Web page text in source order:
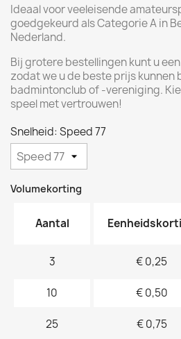
Ideaal voor veeleisende
goedgekeurd als Categorie A in
Nederland.
Bij grotere bestellingen kunt u
zodat we u de beste prijs kunnen
badmintonclub of -vereniging.
speel met vertrouwen!
Snelheid: Speed 77
Volumekorting
Aantal
3 € 0,25
10 € 0,50
25 € 0,75